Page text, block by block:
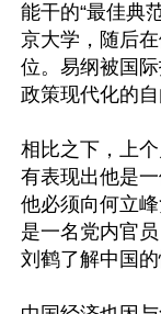
能干的“最佳典
京大学，随后
位。易纲被国
政策现代化的自
相比之下，上
有表现出他是
他必须向何立
是一名党内官
刘鹤了解中国